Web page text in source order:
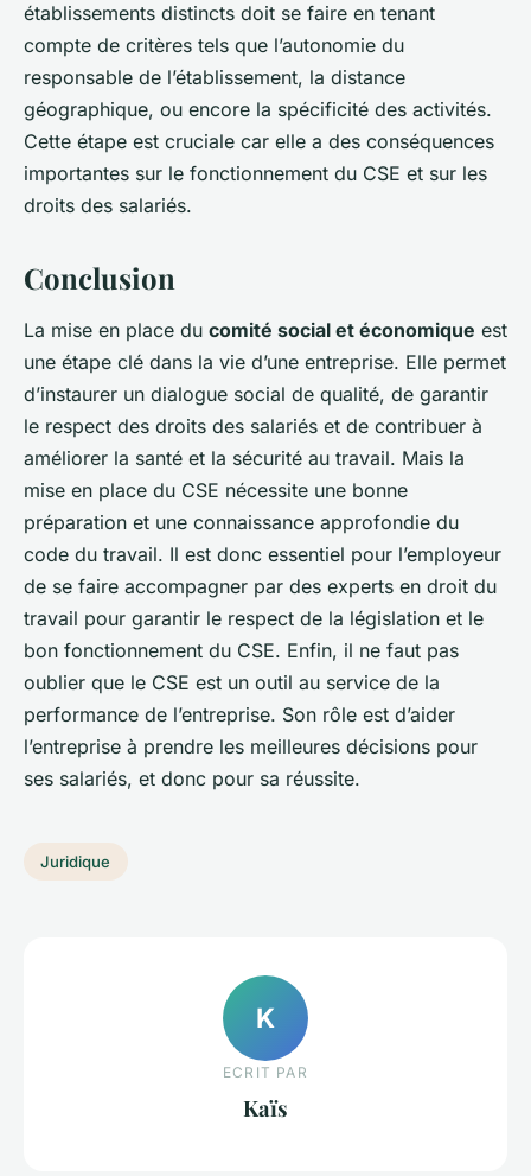
établissements distincts doit se faire en tenant
compte de critères tels que l’autonomie du
responsable de l’établissement, la distance
géographique, ou encore la spécificité des activités.
Cette étape est cruciale car elle a des conséquences
importantes sur le fonctionnement du CSE et sur les
droits des salariés.
Conclusion
La mise en place du comité social et économique est
une étape clé dans la vie d’une entreprise. Elle permet
d’instaurer un dialogue social de qualité, de garantir
le respect des droits des salariés et de contribuer à
améliorer la santé et la sécurité au travail. Mais la
mise en place du CSE nécessite une bonne
préparation et une connaissance approfondie du
code du travail. Il est donc essentiel pour l’employeur
de se faire accompagner par des experts en droit du
travail pour garantir le respect de la législation et le
bon fonctionnement du CSE. Enfin, il ne faut pas
oublier que le CSE est un outil au service de la
performance de l’entreprise. Son rôle est d’aider
l’entreprise à prendre les meilleures décisions pour
ses salariés, et donc pour sa réussite.
Juridique
K
ECRIT PAR
Kaïs